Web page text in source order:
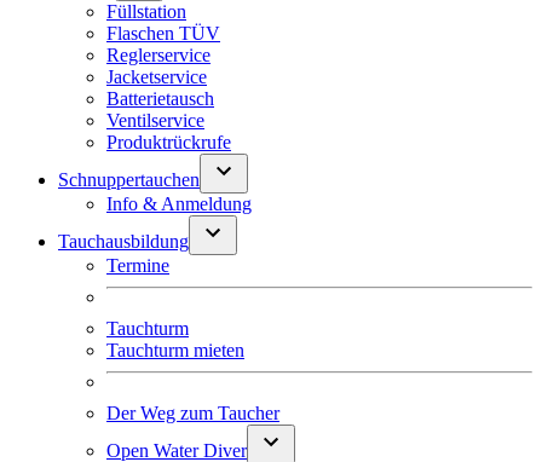
Füllstation
Flaschen TÜV
Reglerservice
Jacketservice
Batterietausch
Ventilservice
Produktrückrufe
Schnuppertauchen
Info & Anmeldung
Tauchausbildung
Termine
Tauchturm
Tauchturm mieten
Der Weg zum Taucher
Open Water Diver